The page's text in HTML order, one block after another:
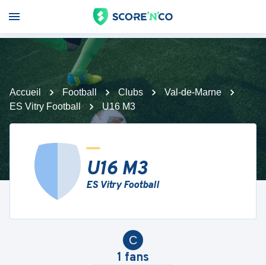
Accueil Football Clubs
Val-de-Marne
ES Vitry Football
U16 M3
U16 M3
ES Vitry Football
C
1 fans